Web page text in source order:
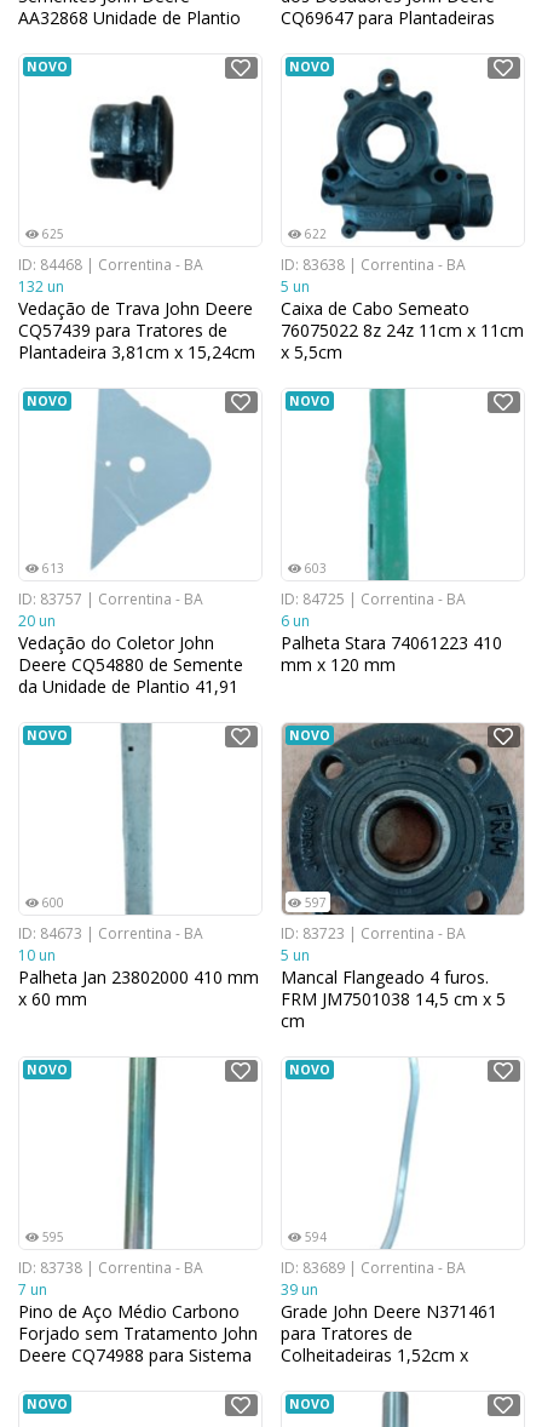
AA32868 Unidade de Plantio
19,0 cm
CQ69647 para Plantadeiras
NOVO
625
ID: 84468 | Correntina - BA
132 un
Vedação de Trava John Deere
CQ57439 para Tratores de
Plantadeira 3,81cm x 15,24cm
NOVO
622
ID: 83638 | Correntina - BA
5 un
Caixa de Cabo Semeato
76075022 8z 24z 11cm x 11cm
x 5,5cm
NOVO
613
ID: 83757 | Correntina - BA
20 un
Vedação do Coletor John
Deere CQ54880 de Semente
da Unidade de Plantio 41,91
NOVO
603
ID: 84725 | Correntina - BA
6 un
Palheta Stara 74061223 410
mm x 120 mm
NOVO
600
ID: 84673 | Correntina - BA
10 un
Palheta Jan 23802000 410 mm
x 60 mm
NOVO
597
ID: 83723 | Correntina - BA
5 un
Mancal Flangeado 4 furos.
FRM JM7501038 14,5 cm x 5
cm
NOVO
595
ID: 83738 | Correntina - BA
7 un
Pino de Aço Médio Carbono
Forjado sem Tratamento John
Deere CQ74988 para Sistema
3,30 cm x 30,48 cm
NOVO
594
ID: 83689 | Correntina - BA
39 un
Grade John Deere N371461
para Tratores de
Colheitadeiras 1,52cm x
NOVO NOVO